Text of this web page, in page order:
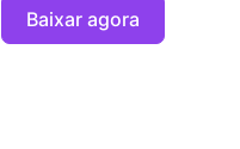
Baixar agora